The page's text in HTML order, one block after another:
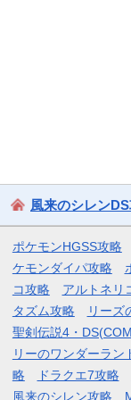
風来のシレン
ポケモンHGSS攻略
ケモンダイパ攻略
コ攻略
アルトネリ
タズム攻略
リーズ
聖剣伝説4・
リーのワンダーラン
略
ドラクエ7攻略
風来のシレン攻略